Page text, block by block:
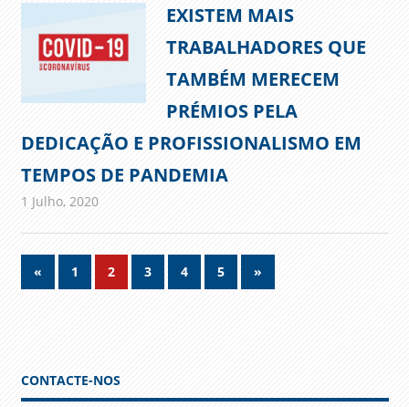
EXISTEM MAIS
TRABALHADORES QUE
TAMBÉM MERECEM
PRÉMIOS PELA
DEDICAÇÃO E PROFISSIONALISMO EM
TEMPOS DE PANDEMIA
1 Julho, 2020admin
Comunicados
Navegação
«Previous
Posts
1 2 3 4 5
Next
Posts
»
CONTACTE-NOS